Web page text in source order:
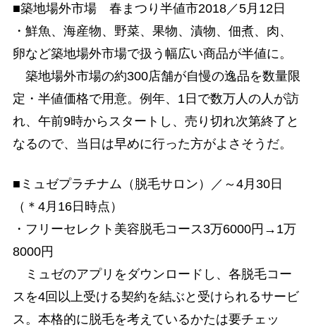
■築地場外市場 春まつり半値市2018／5月12日
・鮮魚、海産物、野菜、果物、漬物、佃煮、肉、
卵など築地場外市場で扱う幅広い商品が半値に。
築地場外市場の約300店舗が自慢の逸品を数量限
定・半値価格で用意。例年、1日で数万人の人が訪
れ、午前9時からスタートし、売り切れ次第終了と
なるので、当日は早めに行った方がよさそうだ。
■ミュゼプラチナム（脱毛サロン）／～4月30日
（＊4月16日時点）
・フリーセレクト美容脱毛コース3万6000円→1万
8000円
ミュゼのアプリをダウンロードし、各脱毛コー
スを4回以上受ける契約を結ぶと受けられるサービ
ス。本格的に脱毛を考えているかたは要チェッ